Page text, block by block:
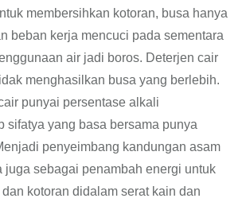
membersihkan kotoran, busa hanya
beban kerja mencuci pada sementara
air jadi boros. Deterjen cair
menghasilkan busa yang berlebih.
punyai persentase alkali
sifatya yang basa bersama punya
penyeimbang kandungan asam
juga sebagai penambah energi untuk
kotoran didalam serat kain dan